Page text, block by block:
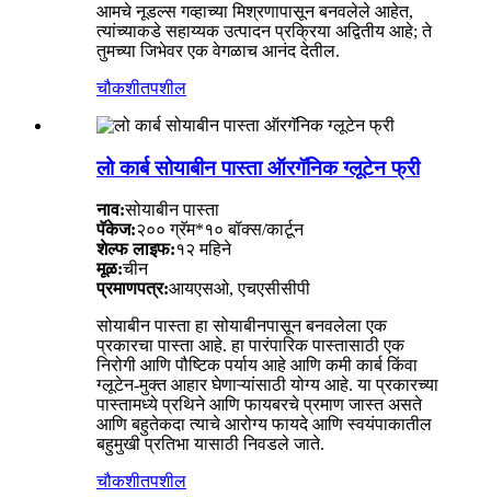
आमचे नूडल्स गव्हाच्या मिश्रणापासून बनवलेले आहेत,
त्यांच्याकडे सहाय्यक उत्पादन प्रक्रिया अद्वितीय आहे; ते
तुमच्या जिभेवर एक वेगळाच आनंद देतील.
चौकशीतपशील
लो कार्ब सोयाबीन पास्ता ऑरगॅनिक ग्लूटेन फ्री
नाव:सोयाबीन पास्ता
पॅकेज:२०० ग्रॅम*१० बॉक्स/कार्टून
शेल्फ लाइफ:१२ महिने
मूळ:चीन
प्रमाणपत्र:आयएसओ, एचएसीसीपी
सोयाबीन पास्ता हा सोयाबीनपासून बनवलेला एक
प्रकारचा पास्ता आहे. हा पारंपारिक पास्तासाठी एक
निरोगी आणि पौष्टिक पर्याय आहे आणि कमी कार्ब किंवा
ग्लूटेन-मुक्त आहार घेणाऱ्यांसाठी योग्य आहे. या प्रकारच्या
पास्तामध्ये प्रथिने आणि फायबरचे प्रमाण जास्त असते
आणि बहुतेकदा त्याचे आरोग्य फायदे आणि स्वयंपाकातील
बहुमुखी प्रतिभा यासाठी निवडले जाते.
चौकशीतपशील